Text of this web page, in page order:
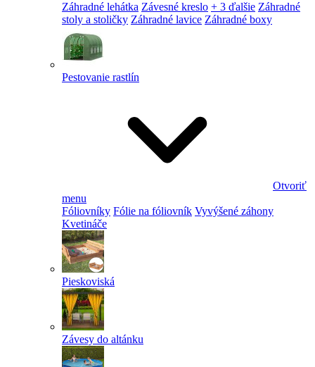
Záhradné lehátka Závesné kreslo + 3 ďalšie Záhradné
stoly a stoličky Záhradné lavice Záhradné boxy
Pestovanie rastlín
Otvoriť
menu
Fóliovníky Fólie na fóliovník Vyvýšené záhony
Kvetináče
Pieskoviská
Závesy do altánku